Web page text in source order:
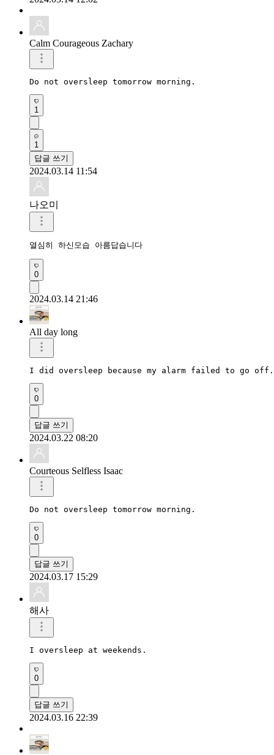
Calm Courageous Zachary
Do not oversleep tomorrow morning.
1
1
답글 쓰기
2024.03.14 11:54
나오미
열심히 하신모습 아름답습니다
0
2024.03.14 21:46
All day long
I did oversleep because my alarm failed to go off.
0
답글 쓰기
2024.03.22 08:20
Courteous Selfless Isaac
Do not oversleep tomorrow morning.
0
답글 쓰기
2024.03.17 15:29
해사
I oversleep at weekends.
0
답글 쓰기
2024.03.16 22:39